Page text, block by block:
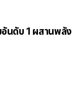
นดับ 1 ผสานพลัง